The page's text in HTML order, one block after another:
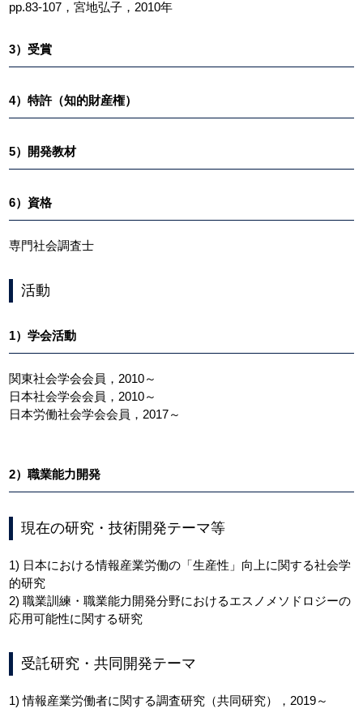
pp.83-107，宮地弘子，2010年
3）受賞
4）特許（知的財産権）
5）開発教材
6）資格
専門社会調査士
活動
1）学会活動
関東社会学会会員，2010～
日本社会学会会員，2010～
日本労働社会学会会員，2017～
2）職業能力開発
現在の研究・技術開発テーマ等
1) 日本における情報産業労働の「生産性」向上に関する社会学
的研究
2) 職業訓練・職業能力開発分野におけるエスノメソドロジーの
応用可能性に関する研究
受託研究・共同開発テーマ
1) 情報産業労働者に関する調査研究（共同研究），2019～